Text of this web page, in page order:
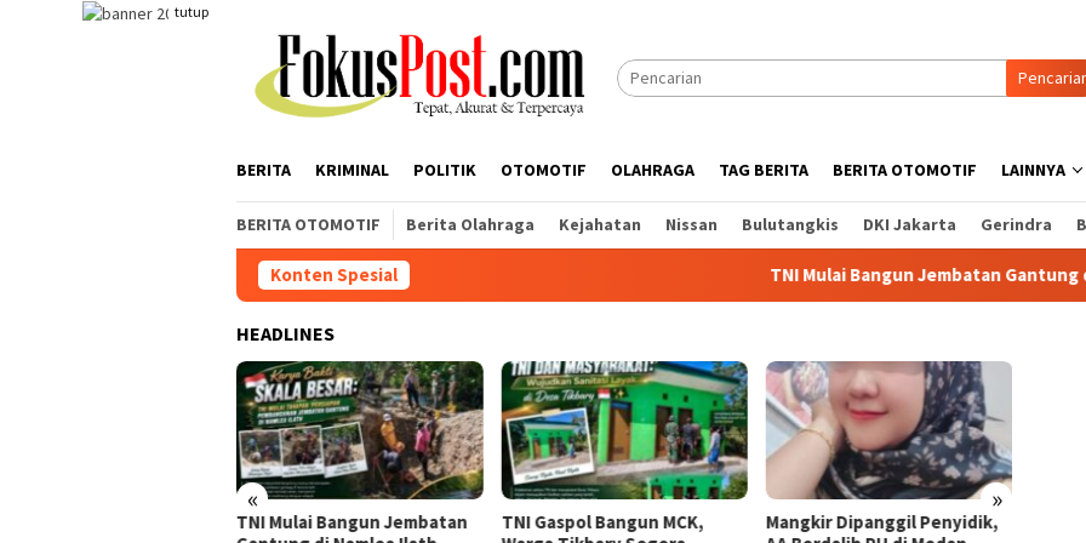
tutup
BERITA KRIMINAL POLITIK OTOMOTIF OLAHRAGA TAG BERITA BERITA OTOMOTIF LAINNYA
BERITA OTOMOTIF Berita Olahraga Kejahatan Nissan Bulutangkis DKI Jakarta Gerindra
Konten Spesial TNI Mulai Bangun Jembatan Gantung di
HEADLINES
« »
TNI Gaspol Bangun MCK,
Mangkir Dipanggil Penyidik,
PTPN IV Regional I Kebun Sei